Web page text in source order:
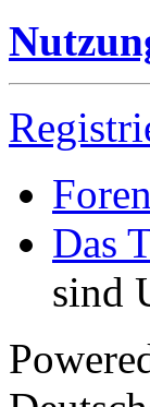
Das
sind